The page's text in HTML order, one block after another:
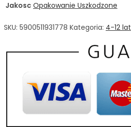
Jakosc Opakowanie Uszkodzone
SKU: 5900511931778 Kategoria: 4-12 lat